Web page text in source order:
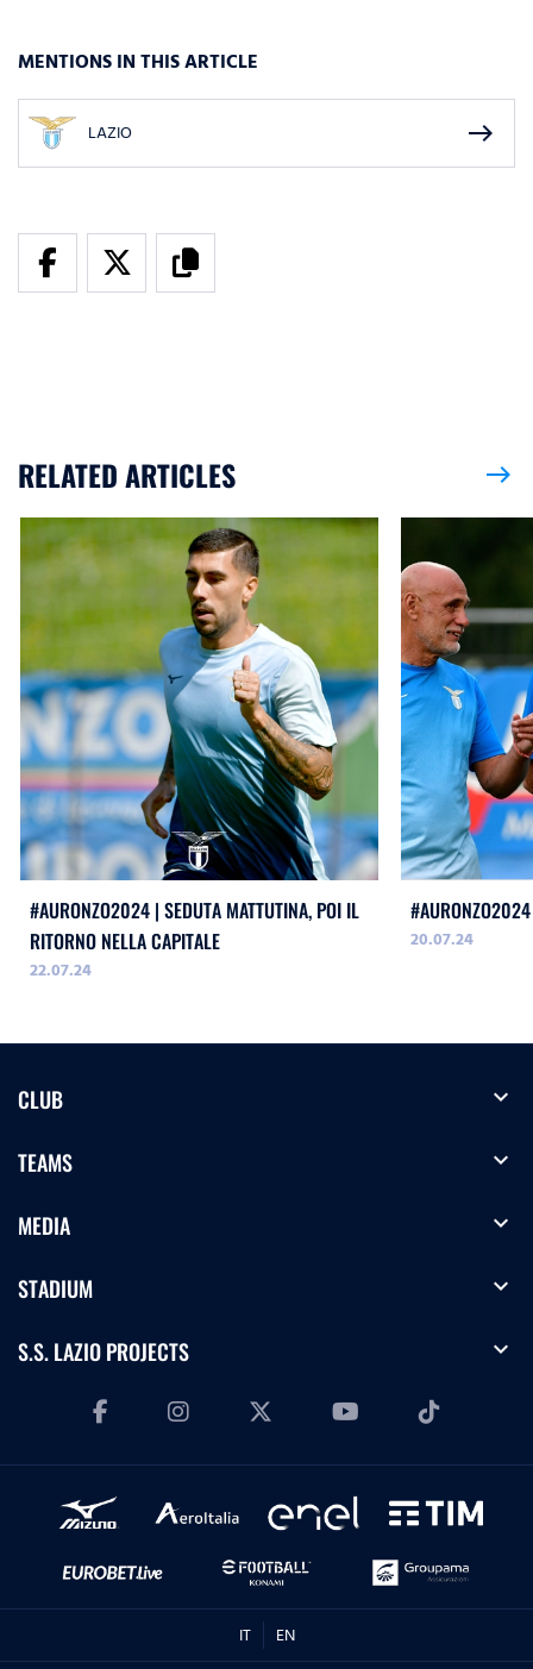
MENTIONS IN THIS ARTICLE
LAZIO east
RELATED ARTICLES east
#AURONZO2024 | SEDUTA MATTUTINA, POI IL
RITORNO NELLA CAPITALE
22.07.24
20.07.24
CLUB expand_more
TEAMS expand_more
MEDIA expand_more
STADIUM expand_more
S.S. LAZIO PROJECTS expand_more
IT EN